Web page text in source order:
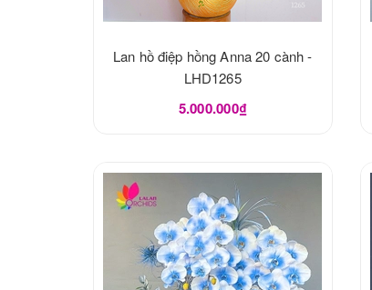
Lan hồ điệp hồng Anna 20 cành -
LHD1265
5.000.000₫